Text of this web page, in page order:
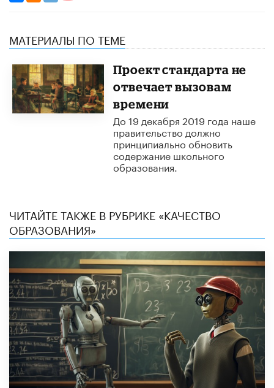
МАТЕРИАЛЫ ПО ТЕМЕ
Проект стандарта не
отвечает вызовам
времени
До 19 декабря 2019 года наше
правительство должно
принципиально обновить
содержание школьного
образования.
ЧИТАЙТЕ ТАКЖЕ В РУБРИКЕ «КАЧЕСТВО
ОБРАЗОВАНИЯ»